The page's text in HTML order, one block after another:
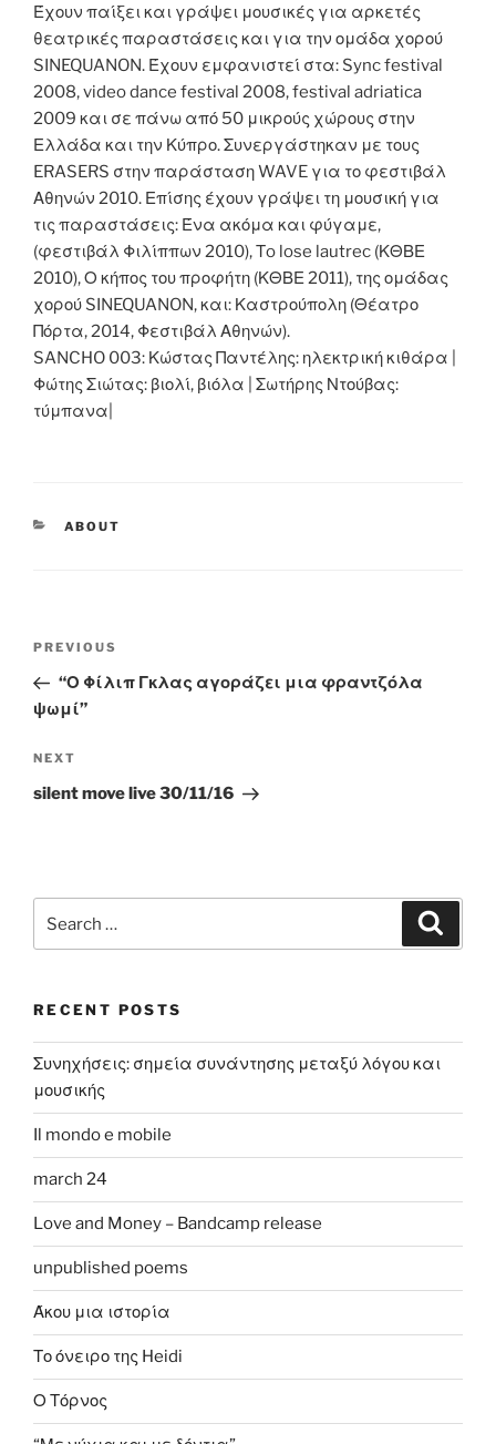
Έχουν παίξει και γράψει μουσικές για αρκετές
θεατρικές παραστάσεις και για την ομάδα χορού
SINEQUANON. Έχουν εμφανιστεί στα: Sync festival
2008, video dance festival 2008, festival adriatica
2009 και σε πάνω από 50 μικρούς χώρους στην
Ελλάδα και την Κύπρο. Συνεργάστηκαν με τους
ERASERS στην παράσταση WAVE για το φεστιβάλ
Αθηνών 2010. Επίσης έχουν γράψει τη μουσική για
τις παραστάσεις: Ένα ακόμα και φύγαμε,
(φεστιβάλ Φιλίππων 2010), Τo lose lautrec (ΚΘΒΕ
2010), Ο κήπος του προφήτη (ΚΘΒΕ 2011), της ομάδας
χορού SINEQUANON, και: Καστρούπολη (Θέατρο
Πόρτα, 2014, Φεστιβάλ Αθηνών).
SANCHO 003: Κώστας Παντέλης: ηλεκτρική κιθάρα |
Φώτης Σιώτας: βιολί, βιόλα | Σωτήρης Ντούβας:
τύμπανα|
CATEGORIES
ABOUT
Previous
Post
PREVIOUS
“Ο Φίλιπ Γκλας αγοράζει μια φραντζόλα
ψωμί”
Next
Post
NEXT
silent move live 30/11/16
RECENT POSTS
Συνηχήσεις: σημεία συνάντησης μεταξύ λόγου και
μουσικής
Il mondo e mobile
march 24
Love and Money – Bandcamp release
unpublished poems
Άκου μια ιστορία
Το όνειρο της Heidi
Ο Τόρνος